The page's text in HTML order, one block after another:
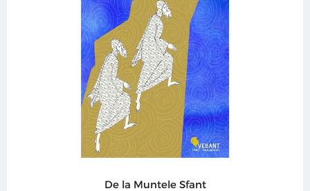
De la Muntele Sfant